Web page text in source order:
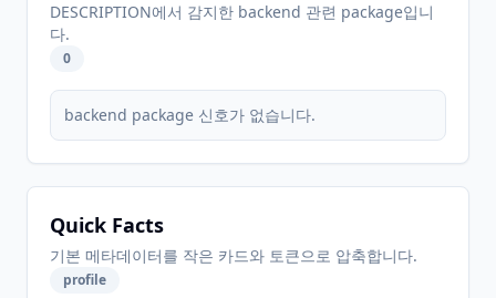
DESCRIPTION에서 감지한 backend 관련 package입니
다.
0
backend package 신호가 없습니다.
Quick Facts
기본 메타데이터를 작은 카드와 토큰으로 압축합니다.
profile